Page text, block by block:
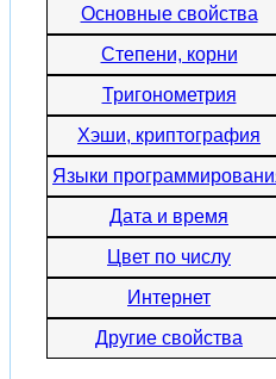
Основные свойства
Степени, корни
Тригонометрия
Хэши, криптография
Языки
Дата и время
Цвет по числу
Интернет
Другие свойства